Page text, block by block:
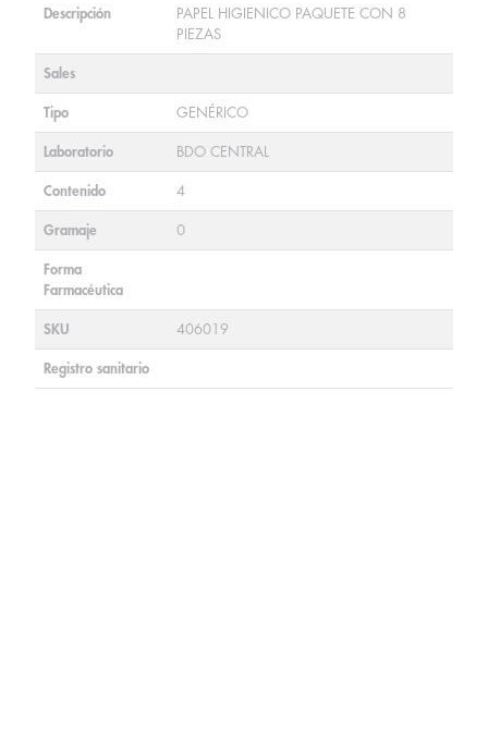
Descripción
PAPEL HIGIENICO PAQUETE CON 8
PIEZAS
Sales
Tipo GENÉRICO
Laboratorio BDO CENTRAL
Contenido 4
Gramaje 0
Forma
Farmacéutica
SKU 406019
Registro sanitario